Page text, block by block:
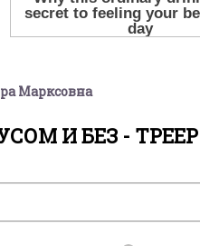
Марксовна
И БЕЗ - ТРЕЕР